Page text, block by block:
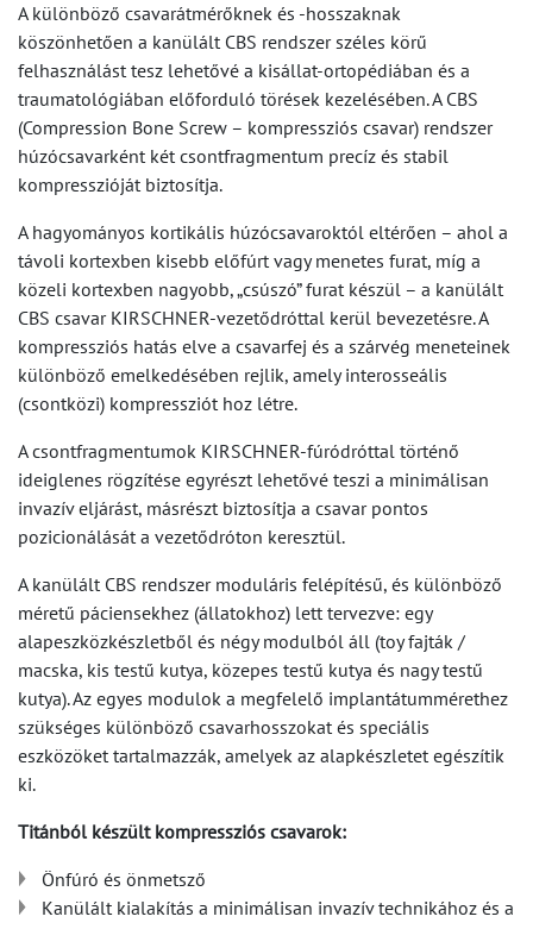
A különböző csavarátmérőknek és -hosszaknak
köszönhetően a kanülált CBS rendszer széles körű
felhasználást tesz lehetővé a kisállat-ortopédiában és a
traumatológiában előforduló törések kezelésében. A CBS
(Compression Bone Screw – kompressziós csavar) rendszer
húzócsavarként két csontfragmentum precíz és stabil
kompresszióját biztosítja.
A hagyományos kortikális húzócsavaroktól eltérően – ahol a
távoli kortexben kisebb előfúrt vagy menetes furat, míg a
közeli kortexben nagyobb, „csúszó” furat készül – a kanülált
CBS csavar KIRSCHNER-vezetődróttal kerül bevezetésre. A
kompressziós hatás elve a csavarfej és a szárvég meneteinek
különböző emelkedésében rejlik, amely interosseális
(csontközi) kompressziót hoz létre.
A csontfragmentumok KIRSCHNER-fúródróttal történő
ideiglenes rögzítése egyrészt lehetővé teszi a minimálisan
invazív eljárást, másrészt biztosítja a csavar pontos
pozicionálását a vezetődróton keresztül.
A kanülált CBS rendszer moduláris felépítésű, és különböző
méretű páciensekhez (állatokhoz) lett tervezve: egy
alapeszközkészletből és négy modulból áll (toy fajták /
macska, kis testű kutya, közepes testű kutya és nagy testű
kutya). Az egyes modulok a megfelelő implantátummérethez
szükséges különböző csavarhosszokat és speciális
eszközöket tartalmazzák, amelyek az alapkészletet egészítik
ki.
Titánból készült kompressziós csavarok:
Önfúró és önmetsző
Kanülált kialakítás a minimálisan invazív technikához és a